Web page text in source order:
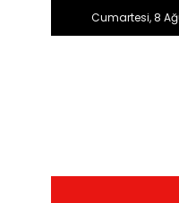
Cumartesi, 8